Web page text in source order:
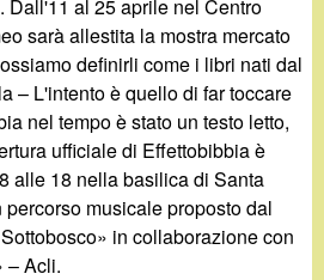
Dall'11 al 25 aprile nel Centro
sarà allestita la mostra mercato
definirli come i libri nati dal
– L'intento è quello di far toccare
nel tempo è stato un testo letto,
ufficiale di Effettobibbia è
alle 18 nella basilica di Santa
musicale proposto dal
in collaborazione con
– Acli.